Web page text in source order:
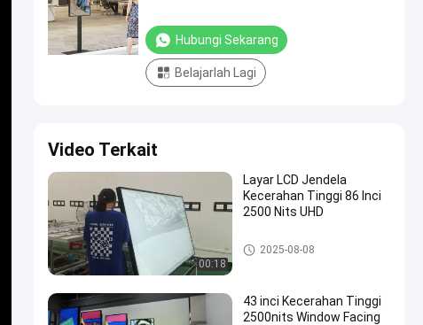
Hubungi Sekarang
Belajarlah Lagi
Video Terkait
00:18
Layar LCD Jendela
Kecerahan Tinggi 86 Inci
2500 Nits UHD
Layar LCD Jendela
2025-08-08
43 inci Kecerahan Tinggi
2500nits Window Facing